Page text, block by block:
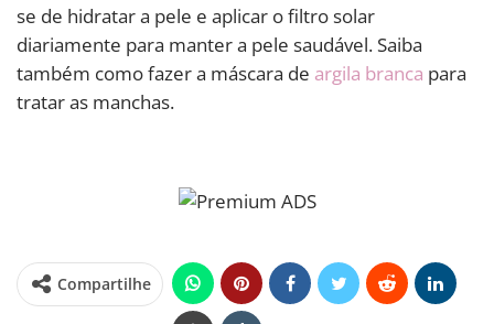
se de hidratar a pele e aplicar o filtro solar
diariamente para manter a pele saudável. Saiba
também como fazer a máscara de argila branca para
tratar as manchas.
Compartilhe